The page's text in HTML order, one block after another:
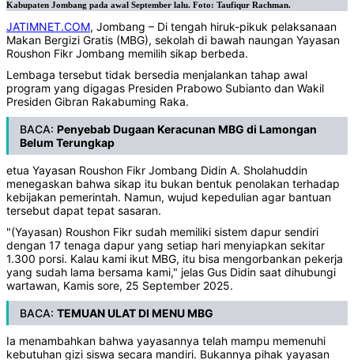
Kabupaten Jombang pada awal September lalu. Foto: Taufiqur Rachman.
JATIMNET.COM, Jombang – Di tengah hiruk-pikuk pelaksanaan
Makan Bergizi Gratis (MBG), sekolah di bawah naungan Yayasan
Roushon Fikr Jombang memilih sikap berbeda.
Lembaga tersebut tidak bersedia menjalankan tahap awal
program yang digagas Presiden Prabowo Subianto dan Wakil
Presiden Gibran Rakabuming Raka.
BACA: Penyebab Dugaan Keracunan MBG di Lamongan
Belum Terungkap
etua Yayasan Roushon Fikr Jombang Didin A. Sholahuddin
menegaskan bahwa sikap itu bukan bentuk penolakan terhadap
kebijakan pemerintah. Namun, wujud kepedulian agar bantuan
tersebut dapat tepat sasaran.
"(Yayasan) Roushon Fikr sudah memiliki sistem dapur sendiri
dengan 17 tenaga dapur yang setiap hari menyiapkan sekitar
1.300 porsi. Kalau kami ikut MBG, itu bisa mengorbankan pekerja
yang sudah lama bersama kami," jelas Gus Didin saat dihubungi
wartawan, Kamis sore, 25 September 2025.
BACA: TEMUAN ULAT DI MENU MBG
Ia menambahkan bahwa yayasannya telah mampu memenuhi
kebutuhan gizi siswa secara mandiri. Bukannya pihak yayasan